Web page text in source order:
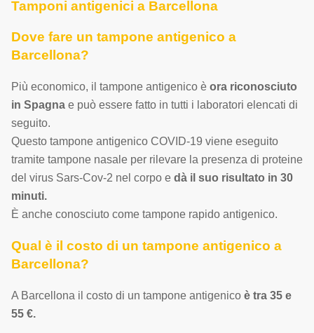
Tamponi antigenici a Barcellona
Dove fare un tampone antigenico a
Barcellona?
Più economico, il tampone antigenico è ora riconosciuto
in Spagna e può essere fatto in tutti i laboratori elencati di
seguito.
Questo tampone antigenico COVID-19 viene eseguito
tramite tampone nasale per rilevare la presenza di proteine
del virus Sars-Cov-2 nel corpo e dà il suo risultato in 30
minuti.
È anche conosciuto come tampone rapido antigenico.
Qual è il costo di un tampone antigenico a
Barcellona?
A Barcellona il costo di un tampone antigenico è tra 35 e
55 €.